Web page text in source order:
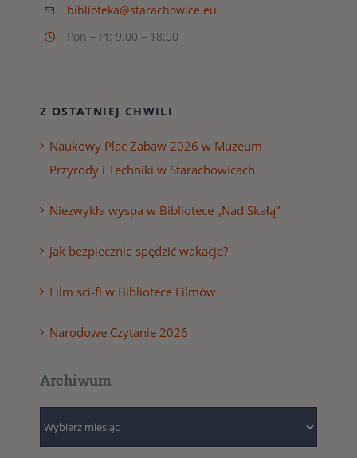
biblioteka@starachowice.eu
Pon – Pt: 9:00 – 18:00
Z OSTATNIEJ CHWILI
Naukowy Plac Zabaw 2026 w Muzeum
Przyrody i Techniki w Starachowicach
Niezwykła wyspa w Bibliotece „Nad Skałą”
Jak bezpiecznie spędzić wakacje?
Film sci-fi w Bibliotece Filmów
Narodowe Czytanie 2026
Archiwum